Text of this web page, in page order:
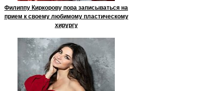
Филиппу Киркорову пора записываться на
прием к своему любимому пластическому
хирургу